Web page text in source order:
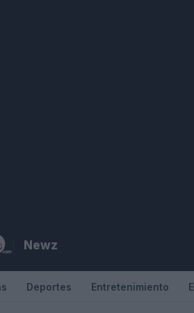
Newz
Deportes Entretenimiento